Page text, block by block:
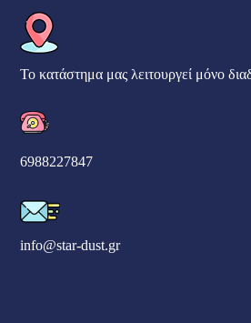
Το κατάστημα μας λειτουργεί μόνο
6988227847
info@star-dust.gr